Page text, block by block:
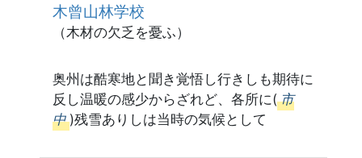
木曾山林学校
（木材の欠乏を憂ふ）
奥州は酷寒地と聞き覚悟し行きしも期待に
反し温暖の感少からざれど、各所に( 市
中 )残雪ありしは当時の気候として